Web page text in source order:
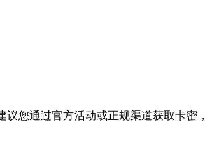
您通过官方活动或正规渠道获取卡密